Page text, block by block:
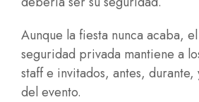
Aunque la fiesta nunca acaba,
seguridad privada mantiene a
staff e invitados, antes, durante,
del evento.